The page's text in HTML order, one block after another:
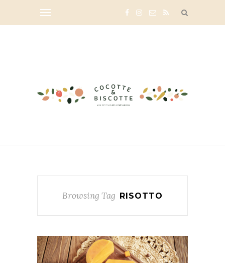
Browsing Tag RISOTTO